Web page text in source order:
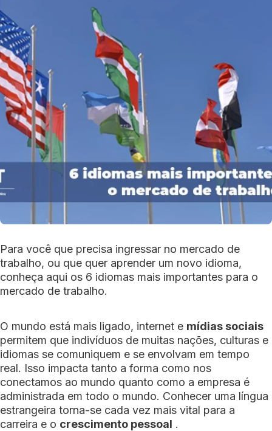
Para você que precisa ingressar no mercado de
trabalho, ou que quer aprender um novo idioma,
conheça aqui os 6 idiomas mais importantes para o
mercado de trabalho.
O mundo está mais ligado, internet e mídias sociais
permitem que indivíduos de muitas nações, culturas e
idiomas se comuniquem e se envolvam em tempo
real. Isso impacta tanto a forma como nos
conectamos ao mundo quanto como a empresa é
administrada em todo o mundo. Conhecer uma língua
estrangeira torna-se cada vez mais vital para a
carreira e o crescimento pessoal .